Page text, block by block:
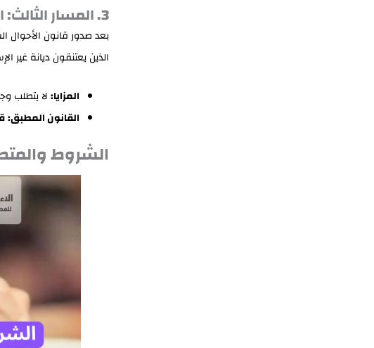
3. المسار الثالث: الزواج المدني (غير المسلمين)
بعد صدور قانون الأحوال
الذين يعتنقون ديانة غير
المزايا:لا يتطلب
القانون المطبق:
الشروط